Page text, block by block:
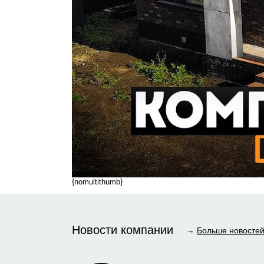
{nomultithumb}
Новости компании → Больше новостей